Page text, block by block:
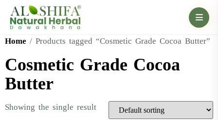
Home / Products tagged “Cosmetic Grade Cocoa Butter”
Cosmetic Grade Cocoa
Butter
Showing the single result